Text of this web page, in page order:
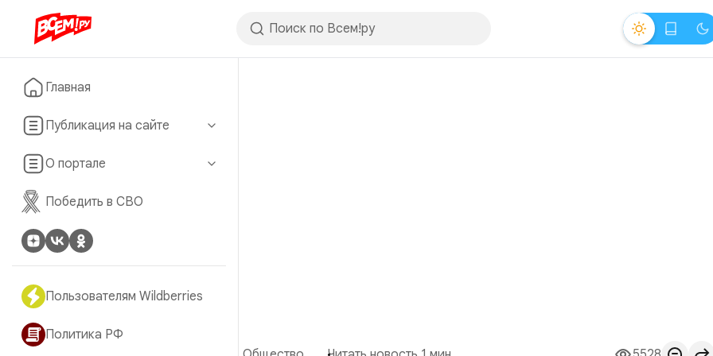
Главная
Публикация на сайте
О портале
Победить в СВО
Пользователям Wildberries
Политика РФ